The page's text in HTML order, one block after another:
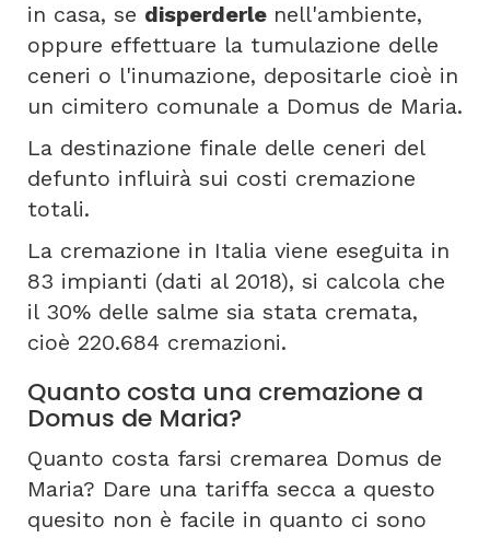
in casa, se disperderle nell'ambiente,
oppure effettuare la tumulazione delle
ceneri o l'inumazione, depositarle cioè in
un cimitero comunale a Domus de Maria.
La destinazione finale delle ceneri del
defunto influirà sui costi cremazione
totali.
La cremazione in Italia viene eseguita in
83 impianti (dati al 2018), si calcola che
il 30% delle salme sia stata cremata,
cioè 220.684 cremazioni.
Quanto costa una cremazione a
Domus de Maria?
Quanto costa farsi cremarea Domus de
Maria? Dare una tariffa secca a questo
quesito non è facile in quanto ci sono